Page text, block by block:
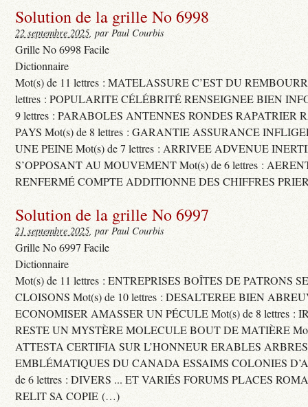
Solution de la grille No 6998
22 septembre 2025, par Paul Courbis
Grille No 6998 Facile
Dictionnaire
Mot(s) de 11 lettres : MATELASSURE C’EST DU
lettres : POPULARITE CÉLÉBRITÉ RENSEIGNEE BIEN
9 lettres : PARABOLES ANTENNES RONDES RAPATRIER
PAYS Mot(s) de 8 lettres : GARANTIE ASSURANCE
UNE PEINE Mot(s) de 7 lettres : ARRIVEE ADVENUE
S’OPPOSANT AU MOUVEMENT Mot(s) de 6 lettres :
RENFERMÉ COMPTE ADDITIONNE DES CHIFFRES
Solution de la grille No 6997
21 septembre 2025, par Paul Courbis
Grille No 6997 Facile
Dictionnaire
Mot(s) de 11 lettres : ENTREPRISES BOÎTES DE PATRONS
CLOISONS Mot(s) de 10 lettres : DESALTEREE BIEN
ECONOMISER AMASSER UN PÉCULE Mot(s) de 8 lettres :
RESTE UN MYSTÈRE MOLECULE BOUT DE MATIÈRE
ATTESTA CERTIFIA SUR L’HONNEUR ERABLES ARBRES
EMBLÉMATIQUES DU CANADA ESSAIMS COLONIES
de 6 lettres : DIVERS ... ET VARIÉS FORUMS PLACES
RELIT SA COPIE (…)